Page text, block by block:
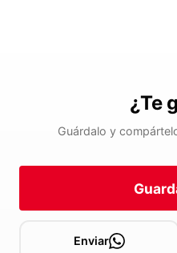
¿Te
Guárdalo y
Enviar